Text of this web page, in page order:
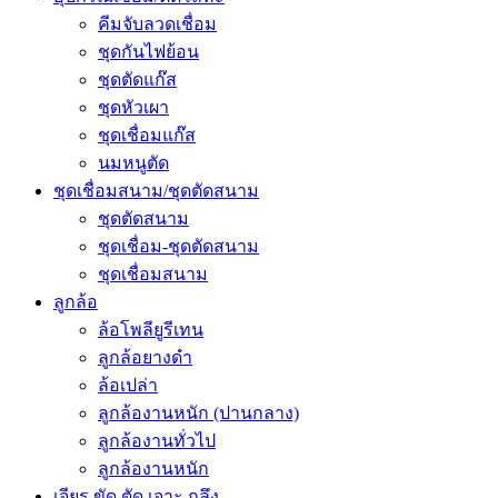
คีมจับลวดเชื่อม
ชุดกันไฟย้อน
ชุดตัดแก๊ส
ชุดหัวเผา
ชุดเชื่อมแก๊ส
นมหนูตัด
ชุดเชื่อมสนาม/ชุดตัดสนาม
ชุดตัดสนาม
ชุดเชื่อม-ชุดตัดสนาม
ชุดเชื่อมสนาม
ลูกล้อ
ล้อโพลียูรีเทน
ลูกล้อยางดำ
ล้อเปล่า
ลูกล้องานหนัก (ปานกลาง)
ลูกล้องานทั่วไป
ลูกล้องานหนัก